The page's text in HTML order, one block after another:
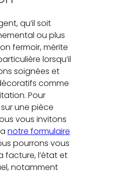
qu’il soit
ou plus
fermoir, mérite
lorsqu’il
soignées et
comme
Pour
une pièce
vous invitons
notre formulaire
pourrons vous
facture, l’état et
notamment